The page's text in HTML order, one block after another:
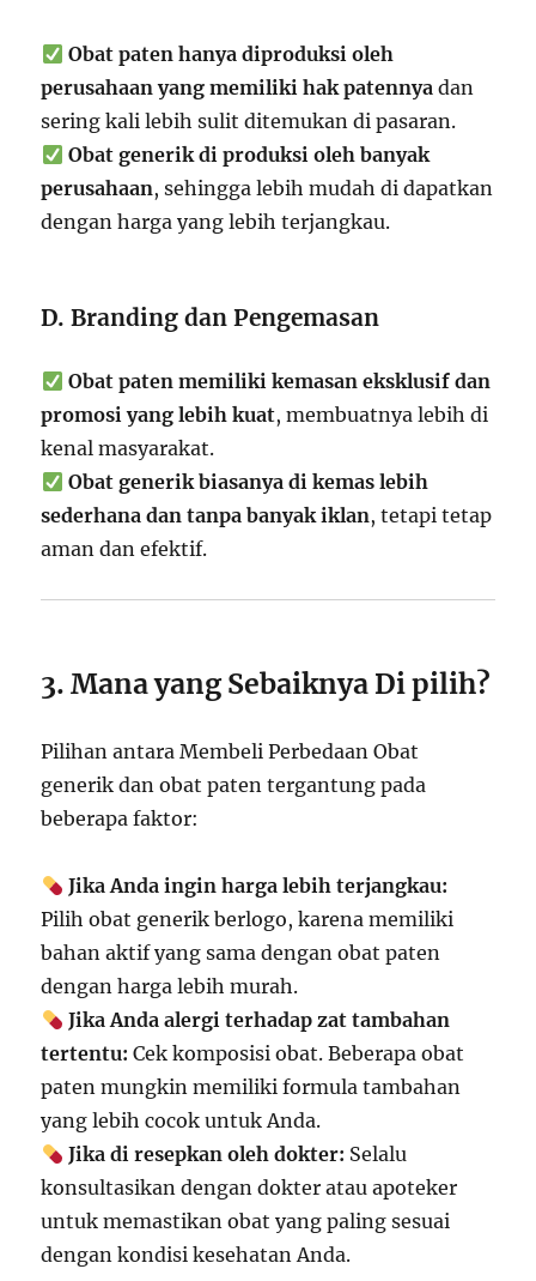
Obat paten hanya diproduksi oleh
perusahaan yang memiliki hak patennya dan
sering kali lebih sulit ditemukan di pasaran.
Obat generik di produksi oleh banyak
perusahaan, sehingga lebih mudah di dapatkan
dengan harga yang lebih terjangkau.
D. Branding dan Pengemasan
Obat paten memiliki kemasan eksklusif dan
promosi yang lebih kuat, membuatnya lebih di
kenal masyarakat.
Obat generik biasanya di kemas lebih
sederhana dan tanpa banyak iklan, tetapi tetap
aman dan efektif.
3. Mana yang Sebaiknya Di pilih?
Pilihan antara Membeli Perbedaan Obat
generik dan obat paten tergantung pada
beberapa faktor:
Jika Anda ingin harga lebih terjangkau:
Pilih obat generik berlogo, karena memiliki
bahan aktif yang sama dengan obat paten
dengan harga lebih murah.
Jika Anda alergi terhadap zat tambahan
tertentu: Cek komposisi obat. Beberapa obat
paten mungkin memiliki formula tambahan
yang lebih cocok untuk Anda.
Jika di resepkan oleh dokter: Selalu
konsultasikan dengan dokter atau apoteker
untuk memastikan obat yang paling sesuai
dengan kondisi kesehatan Anda.